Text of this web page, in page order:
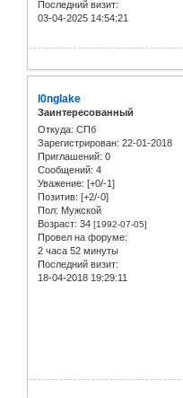
Последний визит:
03-04-2025 14:54:21
l0nglake
Заинтересованный
Откуда: СПб
Зарегистрирован: 22-01-2018
Приглашений: 0
Сообщений: 4
Уважение: [+0/-1]
Позитив: [+2/-0]
Пол: Мужской
Возраст: 34 [1992-07-05]
Провел на форуме:
2 часа 52 минуты
Последний визит:
18-04-2018 19:29:11